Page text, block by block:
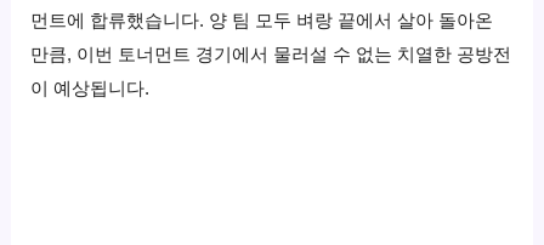
먼트에 합류했습니다. 양 팀 모두 벼랑 끝에서 살아 돌아온
만큼, 이번 토너먼트 경기에서 물러설 수 없는 치열한 공방전
이 예상됩니다.